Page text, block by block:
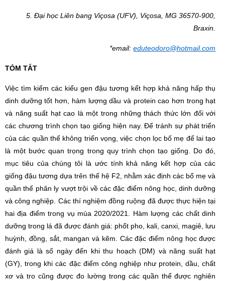
5 .Đại học Liên bang Viçosa (UFV), Viçosa, MG 36570-900,
Braxin.
*email:eduteodoro@hotmail.com
TÓM TẮT
Việc tìm kiếm các kiểu gen đậu tương kết hợp khả năng hấp thụ
dinh dưỡng tốt hơn, hàm lượng dầu và protein cao hơn trong hạt
và năng suất hạt cao là một trong những thách thức lớn đối với
các chương trình chọn tạo giống hiện nay. Để tránh sự phát triển
của các quần thể không triển vọng, việc chọn lọc bố mẹ để lai tạo
là một bước quan trọng trong quy trình chọn tạo giống. Do đó,
mục tiêu của chúng tôi là ước tính khả năng kết hợp của các
giống đậu tương dựa trên thế hệ F2, nhằm xác định các bố mẹ và
quần thể phân ly vượt trội về các đặc điểm nông học, dinh dưỡng
và công nghiệp. Các thí nghiệm đồng ruộng đã được thực hiện tại
hai địa điểm trong vụ mùa 2020/2021. Hàm lượng các chất dinh
dưỡng trong lá đã được đánh giá: phốt pho, kali, canxi, magiê, lưu
huỳnh, đồng, sắt, mangan và kẽm. Các đặc điểm nông học được
đánh giá là số ngày đến khi thu hoạch (DM) và năng suất hạt
(GY), trong khi các đặc điểm công nghiệp như protein, dầu, chất
xơ và tro cũng được đo lường trong các quần thể được nghiên